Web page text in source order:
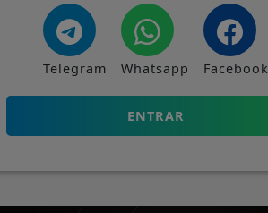
Telegram Whatsapp Facebook
ENTRAR